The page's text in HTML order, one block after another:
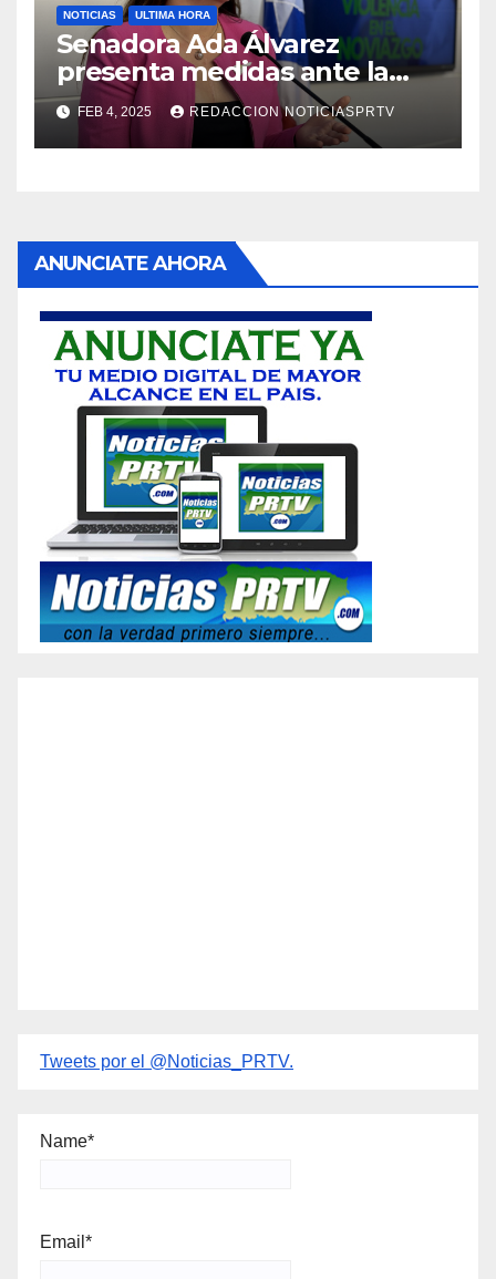
NOTICIAS ULTIMA HORA
Senadora Ada Álvarez
presenta medidas ante la
violencia en el noviazgo
FEB 4, 2025 REDACCION NOTICIASPRTV
ANUNCIATE AHORA
Tweets por el @Noticias_PRTV.
Name*
Email*